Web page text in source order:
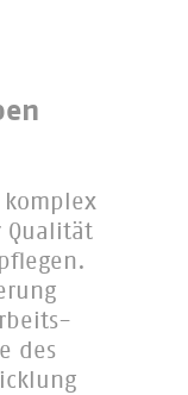
Qualität
des